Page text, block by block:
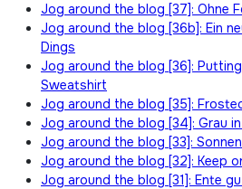
Jog around the blog [37]: Ohne
Jog around the blog [36b]: Ein
Dings
Jog around the blog [36]: Putting
Sweatshirt
Jog around the blog [35]:
Jog around the blog [34]: Grau
Jog around the blog [33]:
Jog around the blog [32]: Keep
Jog around the blog [31]: Ente